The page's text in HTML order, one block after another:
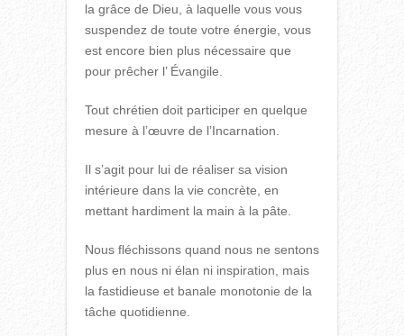
la grâce de Dieu, à laquelle vous vous
suspendez de toute votre énergie, vous
est encore bien plus nécessaire que
pour prêcher l’ Évangile.
Tout chrétien doit participer en quelque
mesure à l’œuvre de l’Incarnation.
Il s’agit pour lui de réaliser sa vision
intérieure dans la vie concrète, en
mettant hardiment la main à la pâte.
Nous fléchissons quand nous ne sentons
plus en nous ni élan ni inspiration, mais
la fastidieuse et banale monotonie de la
tâche quotidienne.